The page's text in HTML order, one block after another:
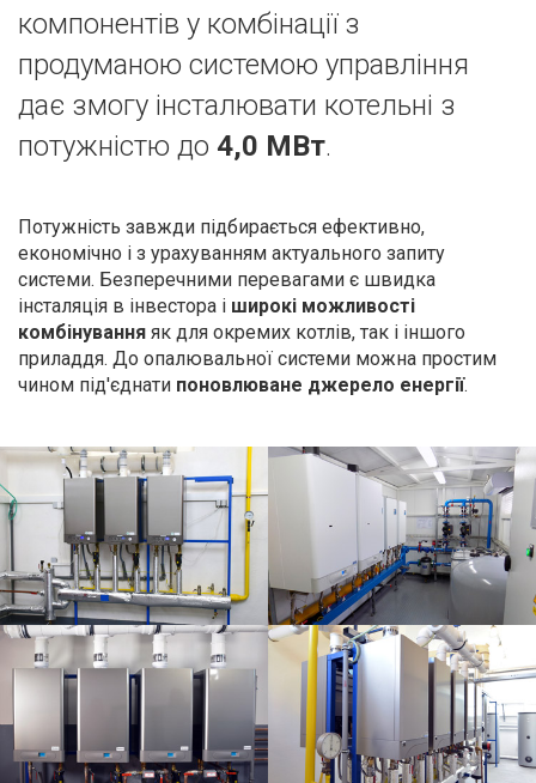
компонентів у комбінації з
продуманою системою управління
дає змогу інсталювати котельні з
потужністю до 4,0 МВт.
Потужність завжди підбирається ефективно,
економічно і з урахуванням актуального запиту
системи. Безперечними перевагами є швидка
інсталяція в інвестора і широкі можливості
комбінування як для окремих котлів, так і іншого
приладдя. До опалювальної системи можна простим
чином під'єднати поновлюване джерело енергії.